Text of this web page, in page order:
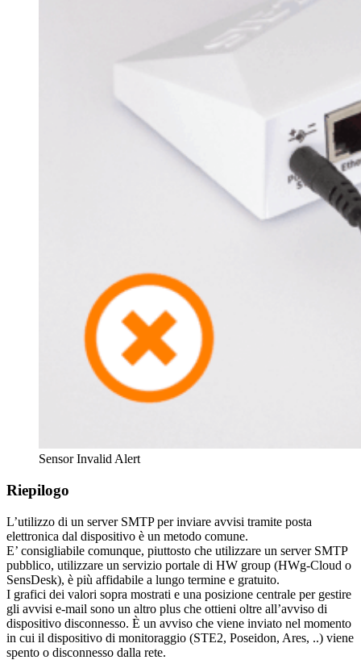
Sensor Invalid Alert
Riepilogo
L’utilizzo di un server SMTP per inviare avvisi tramite posta
elettronica dal dispositivo è un metodo comune.
E’ consigliabile comunque, piuttosto che utilizzare un server SMTP
pubblico, utilizzare un servizio portale di HW group (HWg-Cloud o
SensDesk), è più affidabile a lungo termine e gratuito.
I grafici dei valori sopra mostrati e una posizione centrale per gestire
gli avvisi e-mail sono un altro plus che ottieni oltre all’avviso di
dispositivo disconnesso. È un avviso che viene inviato nel momento
in cui il dispositivo di monitoraggio (STE2, Poseidon, Ares, ..) viene
spento o disconnesso dalla rete.